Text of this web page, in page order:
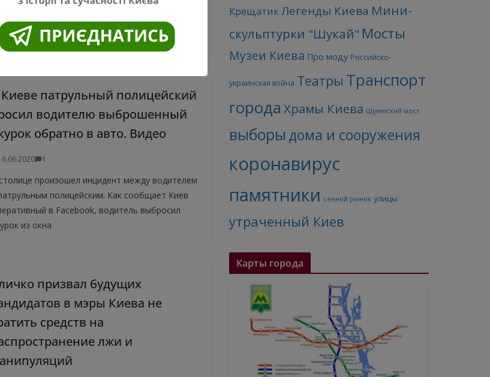
установить в одном из парков
Об этом киевский активист Сергей
написал на своей
патрульный полицейский
водителю выброшенный
обратно в авто. Видео
1
произошел инцидент между водителем
полицейским. Как сообщает Киев
в Facebook, водитель выбросил
из окна
призвал будущих
в мэры Киева не
средств на
лжи и
КрещатикЛегенды Киева Мини-
скульптурки "Шукай" Мосты
Музеи Киева Про моду Российско-
украинская война Театры Транспорт
города Храмы Киева Шулявский мост
выборы дома и сооружения
коронавирус
памятники сенной рынок улицы
утраченный Киев
Карты города